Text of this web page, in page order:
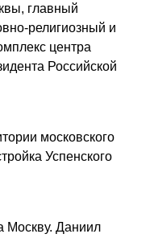
главный
религиозный и
центра
Российской
московского
Успенского
Москву. Даниил